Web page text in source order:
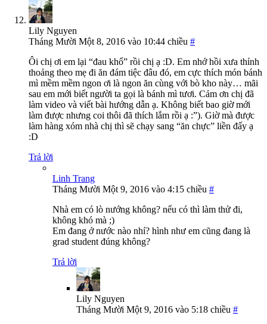
Lily Nguyen
Tháng Mười Một 8, 2016 vào 10:44 chiều #
Ôi chị ơi em lại “đau khổ” rồi chị ạ :D. Em nhớ hồi xưa thỉnh
thoảng theo mẹ đi ăn đám tiệc đâu đó, em cực thích món bánh
mì mềm mềm ngon ơi là ngon ăn cùng với bò kho này… mãi
sau em mới biết người ta gọi là bánh mì tươi. Cảm ơn chị đã
làm video và viết bài hướng dẫn ạ. Không biết bao giờ mới
làm được nhưng coi thôi đã thích lắm rồi ạ :”). Giờ mà được
làm hàng xóm nhà chị thì sẽ chạy sang “ăn chực” liền đấy ạ
:D
Trả lời
Linh Trang
Tháng Mười Một 9, 2016 vào 4:15 chiều #
Nhà em có lò nướng không? nếu có thì làm thử đi,
không khó mà ;)
Em đang ở nước nào nhỉ? hình như em cũng đang là
grad student đúng không?
Trả lời
Lily Nguyen
Tháng Mười Một 9, 2016 vào 5:18 chiều #